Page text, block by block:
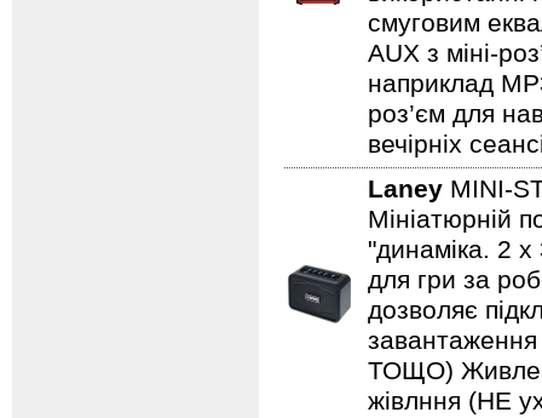
смуговим
AUX з міні-
наприклад
роз’єм для
вечірніх
Laney MINI-
Мініатюрній
"динаміка. 2
для гри за
дозволяє
завантаження
ТОЩО)
жівлння (НЕ